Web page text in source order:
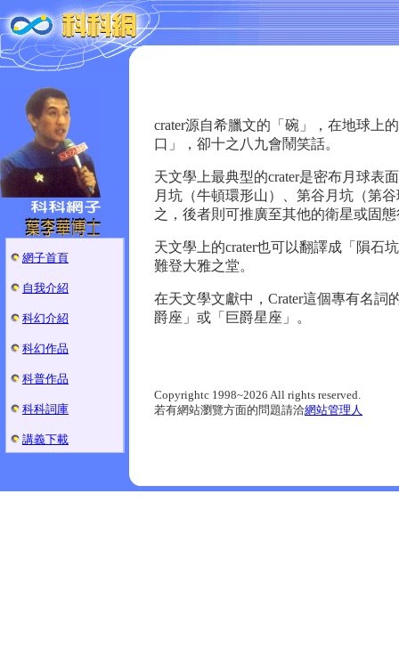
網子首頁
自我介紹
科幻介紹
科幻作品
科普作品
科科詞庫
講義下載
crater源自希臘文的「碗」，在地球上
口」，卻十之八九會鬧笑話。
天文學上最典型的crater是密布月球表
月坑（牛頓環形山）、第谷月坑（第
之，後者則可推廣至其他的衛星或固
天文學上的crater也可以翻譯成「隕石
難登大雅之堂。
在天文學文獻中，Crater這個專有名詞
爵座」或「巨爵星座」。
Copyrightc 1998~2026 All rights reserved.
若有網站瀏覽方面的問題請洽網站管理人